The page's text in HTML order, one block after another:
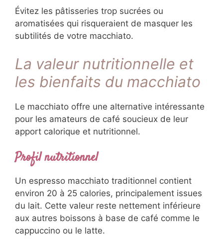
Évitez les pâtisseries trop sucrées ou
aromatisées qui risqueraient de masquer les
subtilités de votre macchiato.
La valeur nutritionnelle et
les bienfaits du macchiato
Le macchiato offre une alternative intéressante
pour les amateurs de café soucieux de leur
apport calorique et nutritionnel.
Profil nutritionnel
Un espresso macchiato traditionnel contient
environ 20 à 25 calories, principalement issues
du lait. Cette valeur reste nettement inférieure
aux autres boissons à base de café comme le
cappuccino ou le latte.